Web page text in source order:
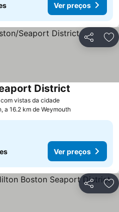
Ver preços
Partilhar
vistas da cidade
District
a 16.2 km de Weymouth
Ver preços
Partilhar